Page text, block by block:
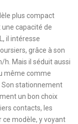
plus compact
capacité de
il intéresse
grâce à son
h. Mais il séduit aussi
même comme
Son stationnement
un bon choix
contacts, les
modèle, y voyant